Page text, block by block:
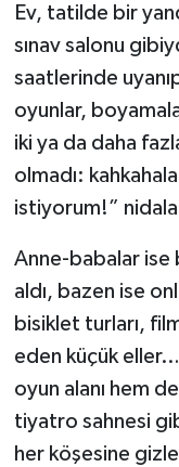
Ev, tatilde bir
sınav salonu
saatlerinde
oyunlar,
iki ya da daha
olmadı:
istiyorum!”
Anne-babalar ise
aldı, bazen ise
bisiklet turları,
eden küçük
oyun alanı hem
tiyatro sahnesi
her köşesine